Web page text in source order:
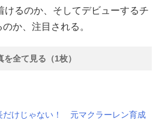
けるのか、そしてデビューするチ
か、注目される。
を全て見る（1枚）
だけじゃない！ 元マクラーレン育成